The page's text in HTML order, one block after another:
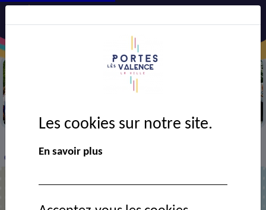
Commémoration de la Tragédie de juillet 1944
Commémoration de la Tragédie de
Les cookies sur notre site.
En savoir plus